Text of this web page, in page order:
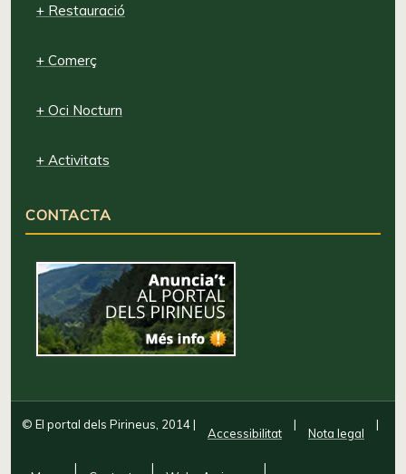
+ Restauració
+ Comerç
+ Oci Nocturn
+ Activitats
CONTACTA
© El portal dels Pirineus, 2014|
Accessibilitat
|
Nota legal
|
| | |